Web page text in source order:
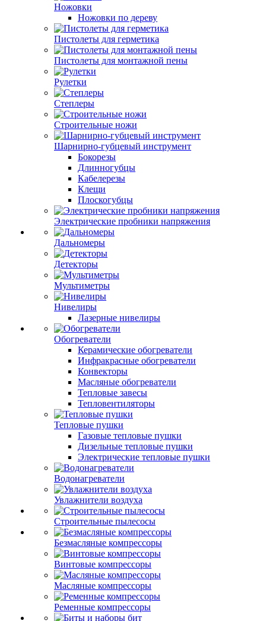
Ножовки
Ножовки по дереву
Пистолеты для герметика
Пистолеты для монтажной пены
Рулетки
Степлеры
Строительные ножи
Шарнирно-губцевый инструмент
Бокорезы
Длинногубцы
Кабелерезы
Клещи
Плоскогубцы
Электрические пробники напряжения
Дальномеры
Детекторы
Мультиметры
Нивелиры
Лазерные нивелиры
Обогреватели
Керамические обогреватели
Инфракрасные обогреватели
Конвекторы
Масляные обогреватели
Тепловые завесы
Тепловентиляторы
Тепловые пушки
Газовые тепловые пушки
Дизельные тепловые пушки
Электрические тепловые пушки
Водонагреватели
Увлажнители воздуха
Строительные пылесосы
Безмасляные компрессоры
Винтовые компрессоры
Масляные компрессоры
Ременные компрессоры